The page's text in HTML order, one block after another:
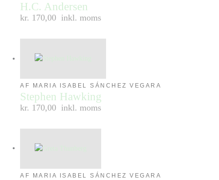
H.C. Andersen
kr. 170,00 inkl. moms
AF MARIA ISABEL SÁNCHEZ VEGARA
Stephen Hawking
kr. 170,00 inkl. moms
AF MARIA ISABEL SÁNCHEZ VEGARA